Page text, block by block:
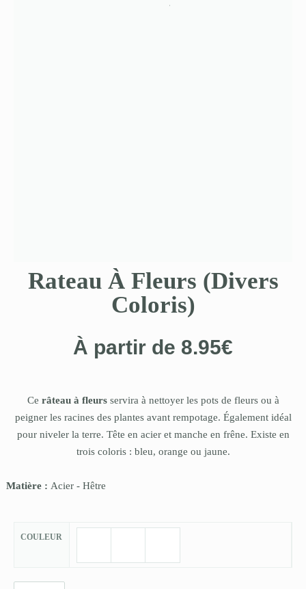
Rateau À Fleurs (Divers
Coloris)
À partir de 8.95€
Ce râteau à fleursservira à nettoyer les pots de fleurs ou à
peigner les racines des plantes avant rempotage. Également idéal
pour niveler la terre. Tête en acier et manche en frêne. Existe en
trois coloris : bleu, orange ou jaune.
Matière : Acier - Hêtre
COULEUR